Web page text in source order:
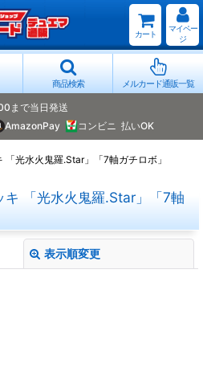
カート
マイペー
ジ
商品検索 メルカード通販一覧
まで当日発送
AmazonPay コンビニ 払いOK
光水火鬼羅.Star」「7軸ガチロボ」
キ 「光水火鬼羅.Star」「7軸
表示順変更